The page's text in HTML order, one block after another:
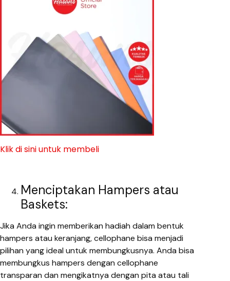
Klik di sini untuk membeli
Menciptakan Hampers atau
Baskets:
Jika Anda ingin memberikan hadiah dalam bentuk
hampers atau keranjang, cellophane bisa menjadi
pilihan yang ideal untuk membungkusnya. Anda bisa
membungkus hampers dengan cellophane
transparan dan mengikatnya dengan pita atau tali